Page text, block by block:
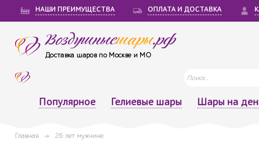
НАШИ ПРЕИМУЩЕСТВА ОПЛАТА И ДОСТАВКА
Воздушныешары.рф
Доставка шаров по Москве и МО
Популярное Гелиевые шары Шары на
Главная 26 лет мужчине